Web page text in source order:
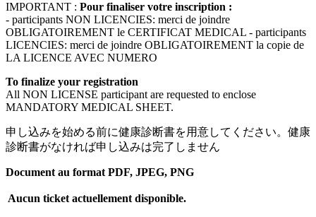
IMPORTANT : Pour finaliser votre inscription :
- participants NON LICENCIES: merci de joindre
OBLIGATOIREMENT le CERTIFICAT MEDICAL - participants
LICENCIES: merci de joindre OBLIGATOIREMENT la copie de
LA LICENCE AVEC NUMERO
To finalize your registration
All NON LICENSE participant are requested to enclose
MANDATORY MEDICAL SHEET.
申し込みを始める前に健康診断書を用意してください。健康
診断書がなければ申し込みは完了しません
Document au format PDF, JPEG, PNG
Aucun ticket actuellement disponible.